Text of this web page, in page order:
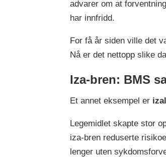
advarer om at
har innfridd.
For få år siden ville det
Nå er det nettopp slike
Iza-bren: BMS
Et annet eksempel er
Legemidlet skapte stor
iza-bren reduserte
lenger uten